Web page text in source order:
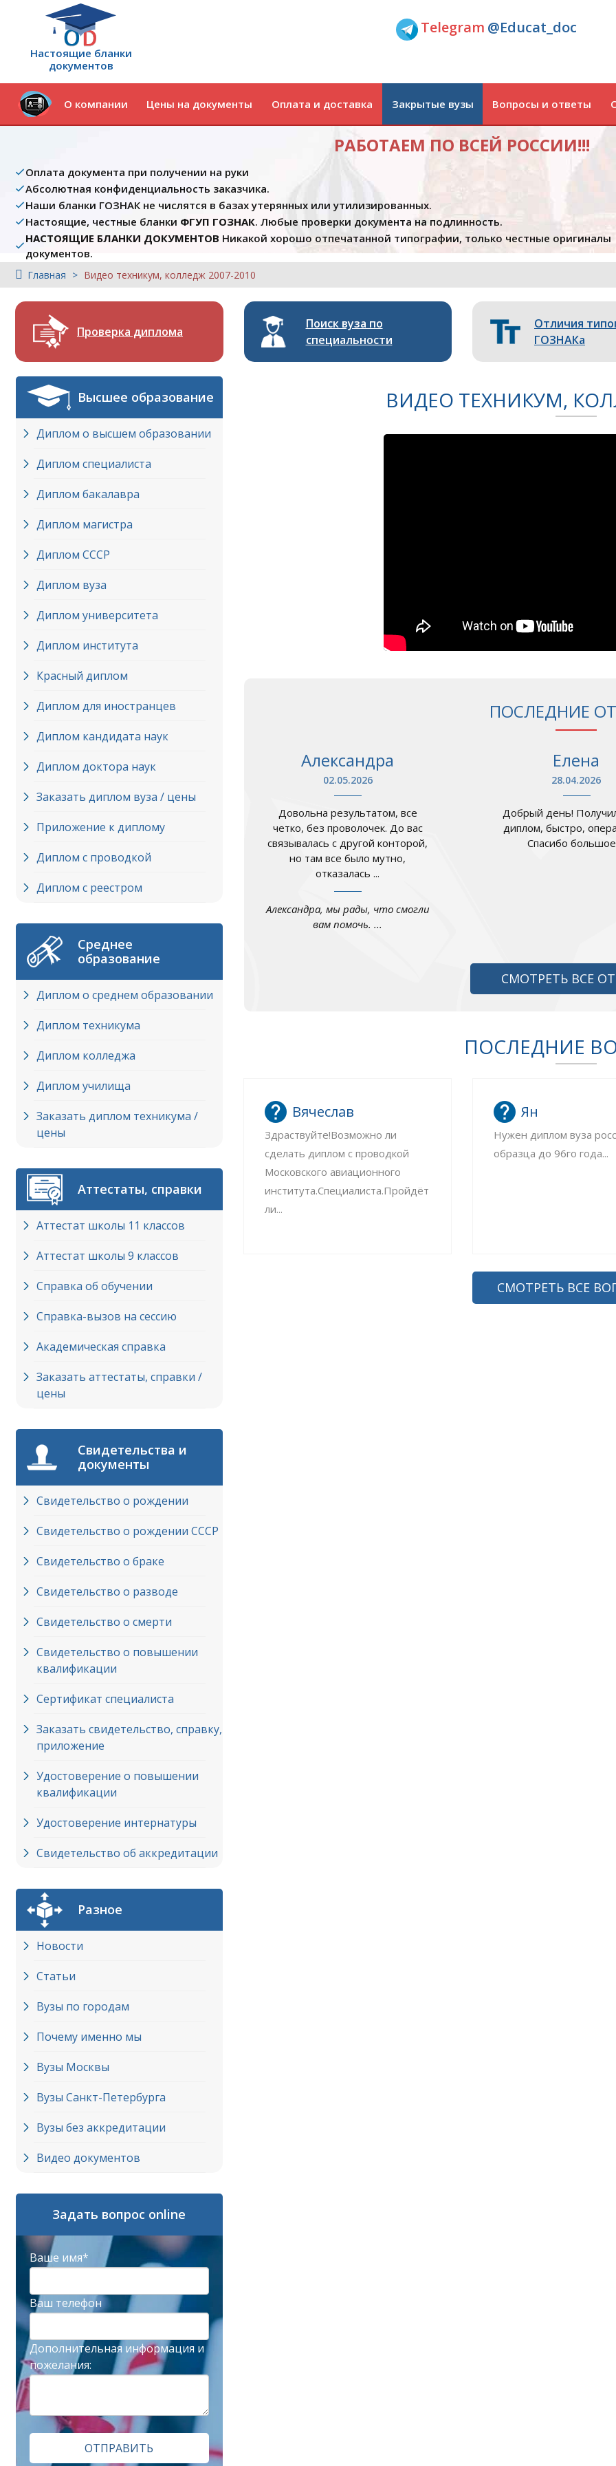
Настоящие бланки
документов
Telegram @Educat_doc
О компании Цены на документы Оплата и доставка Закрытые вузы Вопросы и ответы
РАБОТАЕМ ПО ВСЕЙ РОССИИ!!!
Оплата документа при получении на руки
Абсолютная конфиденциальность заказчика.
Наши бланки ГОЗНАК не числятся в базах утерянных или утилизированных.
Настоящие, честные бланки ФГУП ГОЗНАК. Любые проверки документа на подлинность.
НАСТОЯЩИЕ БЛАНКИ ДОКУМЕНТОВ Никакой хорошо отпечатанной типографии, только честные оригиналы
документов.
Главная Видео техникум, колледж 2007-2010
Проверка диплома
Поиск вуза по
специальности
Отличия
ГОЗНАКа
Высшее образование
Диплом о высшем образовании
Диплом специалиста
Диплом бакалавра
Диплом магистра
Диплом СССР
Диплом вуза
Диплом университета
Диплом института
Красный диплом
Диплом для иностранцев
Диплом кандидата наук
Диплом доктора наук
Заказать диплом вуза / цены
Приложение к диплому
Диплом с проводкой
Диплом с реестром
Среднее
образование
Диплом о среднем образовании
Диплом техникума
Диплом колледжа
Диплом училища
Заказать диплом техникума /
цены
Аттестаты, справки
Аттестат школы 11 классов
Аттестат школы 9 классов
Справка об обучении
Справка-вызов на сессию
Академическая справка
Заказать аттестаты, справки /
цены
Свидетельства и
документы
Свидетельство о рождении
Свидетельство о рождении СССР
Свидетельство о браке
Свидетельство о разводе
Свидетельство о смерти
Свидетельство о повышении
квалификации
Сертификат специалиста
Заказать свидетельство, справку,
приложение
Удостоверение о повышении
квалификации
Удостоверение интернатуры
Свидетельство об аккредитации
Разное
Новости
Статьи
Вузы по городам
Почему именно мы
Вузы Москвы
Вузы Cанкт-Петербурга
Вузы без аккредитации
Видео документов
Задать вопрос online
Ваше имя*
Ваш телефон
Дополнительная информация и
пожелания:
ОТПРАВИТЬ
ВИДЕО ТЕХНИКУМ,
ПОСЛЕДНИЕ
Александра
02.05.2026
Довольна результатом, все
четко, без проволочек. До вас
связывалась с другой конторой,
но там все было мутно,
отказалась ...
Александра, мы рады, что смогли
вам помочь. ...
Елена
28.04.2026
Добрый день!
диплом, быстро,
Спасибо большое
СМОТРЕТЬ ВСЕ
ПОСЛЕДНИЕ
Вячеслав
Здраствуйте!Возможно ли
сделать диплом с проводкой
Московского авиационного
института.Специалиста.Пройдёт
ли...
Ян
Нужен диплом вуза
образца до 96го года...
СМОТРЕТЬ ВСЕ